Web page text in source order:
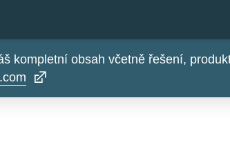
kompletní obsah včetně řešení,